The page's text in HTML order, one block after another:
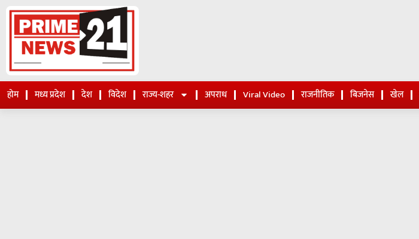
होम मध्य प्रदेश देश विदेश राज्य-शहर अपराध Viral Video राजनीतिक बिजनेस खेल